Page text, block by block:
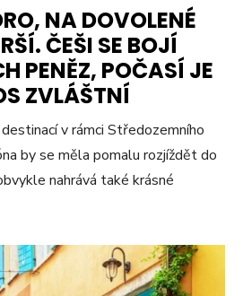
NA DOVOLENÉ
ČEŠI SE BOJÍ
PENĚZ, POČASÍ JE
ZVLÁŠTNÍ
v rámci Středozemního
by se měla pomalu rozjíždět do
nahrává také krásné